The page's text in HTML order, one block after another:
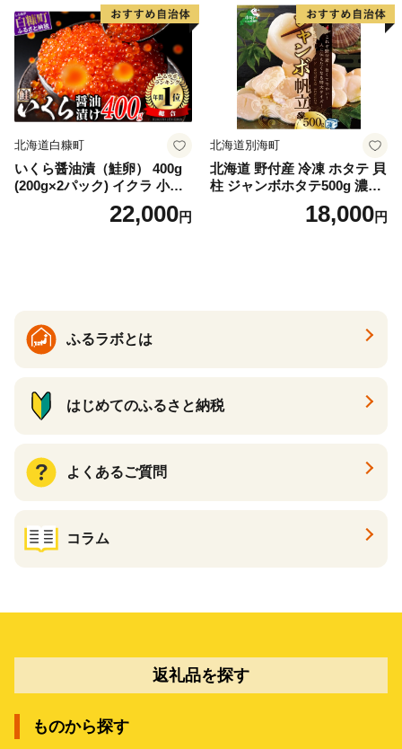
満足 美味しい 贈答 生食用 刺
身 お刺身 刺し身 魚介類 海鮮
冷凍 厚切り 薄切り ふるさと
納税 ふるさとチョイス チョ
イス 北海道 白糠町
北海道白糠町
いくら醤油漬（鮭卵） 400g
(200g×2パック) イクラ 小分
け いくら醤油漬 鮭いくら い
くら醤油漬け 鮭 鮭卵 ikura
22,000円
北海道別海町
北海道 野付産 冷凍 ホタテ 貝
柱 ジャンボホタテ500g 濃厚
な旨味と甘み （ほたて ホタ
テ 帆立 貝柱 ホタテ貝柱 大玉
18,000円
ふるラボとは
はじめてのふるさと納税
よくあるご質問
コラム
返礼品を探す
ものから探す